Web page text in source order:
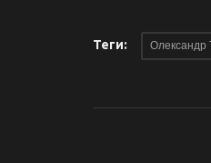
Теги: Олександр